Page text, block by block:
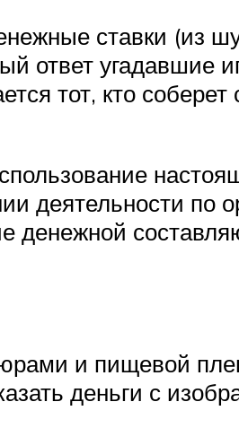
ставки (из
ответ угадавшие
тот, кто
деятельности по
денежной
и пищевой
деньги с